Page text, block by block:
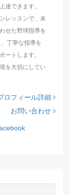
達できます。
レッスンで、未
せた野球指導を
丁寧な指導を
ートします。
を大切にしてい
ロフィール詳細
お問い合わせ